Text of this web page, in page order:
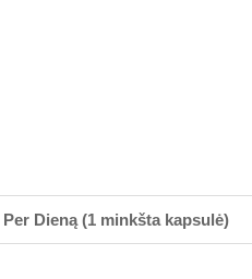
Per Dieną (1 minkšta kapsulė)